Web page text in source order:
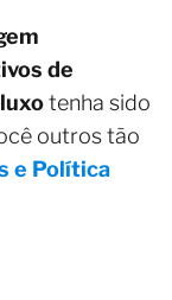
de
tenha sido
outros tão
e Política